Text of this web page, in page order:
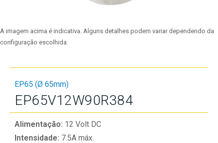
A imagem acima é indicativa. Alguns detalhes podem variar dependendo da
configuração escolhida.
EP65 (Ø 65mm)
EP65V12W90R384
Alimentação: 12 Volt DC
Intensidade: 7.5A máx.